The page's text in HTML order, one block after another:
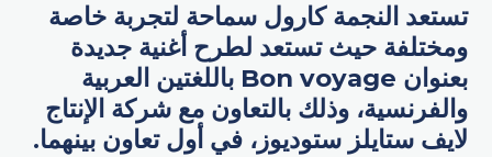
تستعد النجمة كارول سماحة لتجربة خاصة
ومختلفة حيث تستعد لطرح أغنية جديدة
بعنوان Bon voyage باللغتين العربية
والفرنسية، وذلك بالتعاون مع شركة الإنتاج
لايف ستايلز ستوديوز، في أول تعاون بينهما.